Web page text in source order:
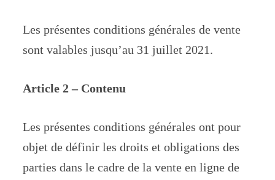
Les présentes conditions générales de vente
sont valables jusqu’au 31 juillet 2021.
Article 2 – Contenu
Les présentes conditions générales ont pour
objet de définir les droits et obligations des
parties dans le cadre de la vente en ligne de